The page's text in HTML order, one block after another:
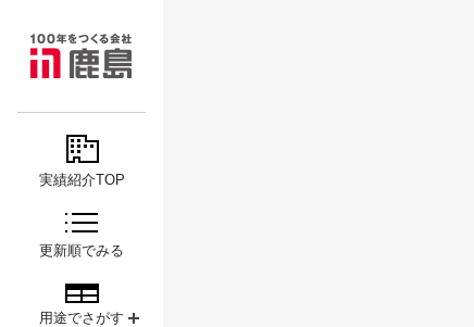
PROJECTS
実績紹介TOP
更新順でみる
用途でさがす